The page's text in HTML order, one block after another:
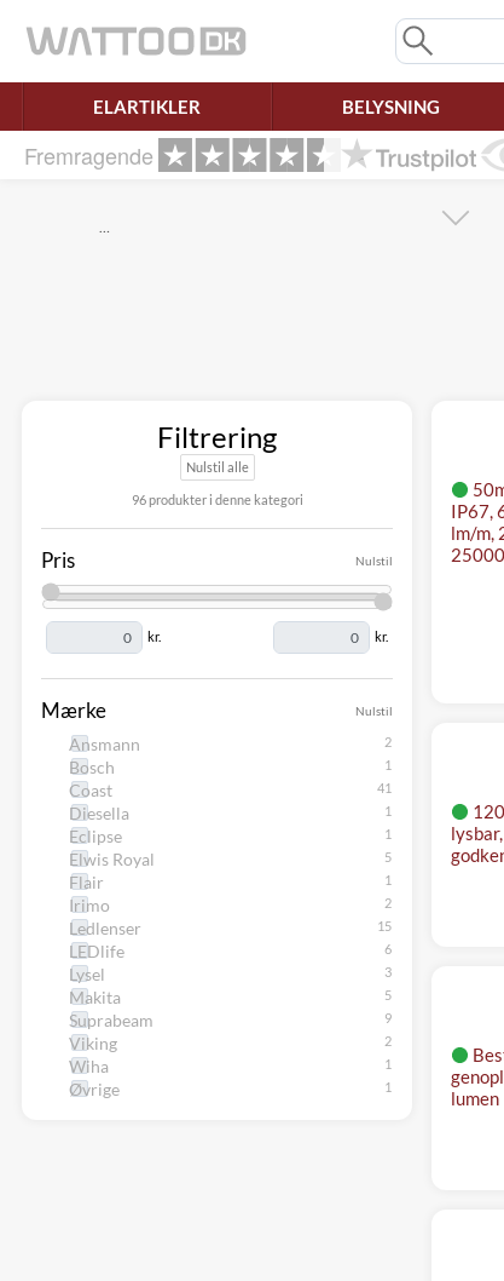
ELARTIKLER BELYSNING
Fremragende
…
Filtrering
Nulstil alle
96 produkter i denne kategori
Nulstil
Pris
kr. kr.
Nulstil
Mærke
Ansmann
Bosch
Coast
Diesella
Eclipse
Elwis Royal
Flair
Irimo
Ledlenser
LEDlife
Lysel
Makita
Suprabeam
Viking
Wiha
Øvrige
IP67,
lm/m,
lumen
Ret samtykke!